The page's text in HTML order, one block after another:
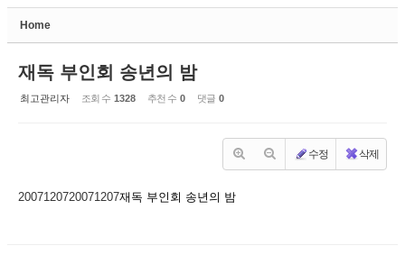
Home
재독 부인회 송년의 밤
최고관리자 조회 수 1328 추천 수 0 댓글 0
수정 삭제
2007120720071207재독 부인회 송년의 밤
Sketchbook5, 스케치북5
Sketchbook5, 스케치북5